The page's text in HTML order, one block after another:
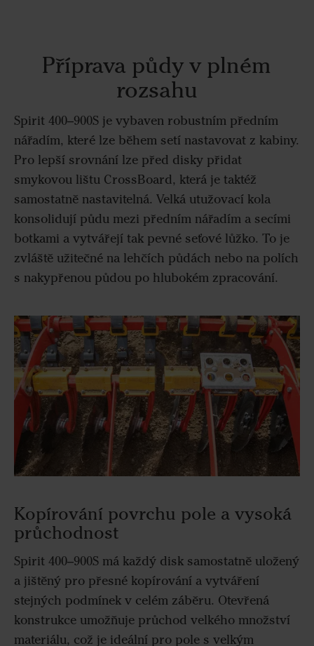
Příprava půdy v plném
rozsahu
Spirit 400–900S je vybaven robustním předním
nářadím, které lze během setí nastavovat z kabiny.
Pro lepší srovnání lze před disky přidat
smykovou lištu CrossBoard, která je taktéž
samostatně nastavitelná. Velká utužovací kola
konsolidují půdu mezi předním nářadím a secími
botkami a vytvářejí tak pevné seťové lůžko. To je
zvláště užitečné na lehčích půdách nebo na polích
s nakypřenou půdou po hlubokém zpracování.
Kopírování povrchu pole a vysoká
průchodnost
Spirit 400–900S má každý disk samostatně uložený
a jištěný pro přesné kopírování a vytváření
stejných podmínek v celém záběru. Otevřená
konstrukce umožňuje průchod velkého množství
materiálu, což je ideální pro pole s velkým